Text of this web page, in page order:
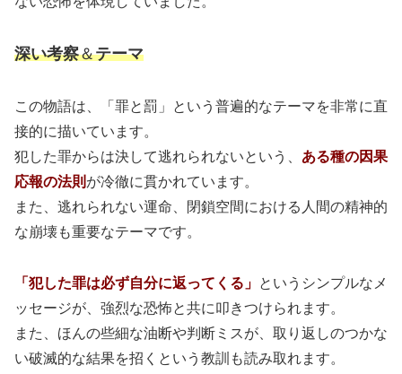
深い考察＆テーマ
この物語は、「罪と罰」という普遍的なテーマを非常に直
接的に描いています。
犯した罪からは決して逃れられないという、 ある種の因果
応報の法則 が冷徹に貫かれています。
また、逃れられない運命、閉鎖空間における人間の精神的
な崩壊も重要なテーマです。
「犯した罪は必ず自分に返ってくる」
というシンプルなメ
ッセージが、強烈な恐怖と共に叩きつけられます。
また、ほんの些細な油断や判断ミスが、取り返しのつかな
い破滅的な結果を招くという教訓も読み取れます。